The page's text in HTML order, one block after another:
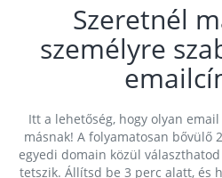
Szeretnél
személyre
Itt a lehetőség, hogy olyan
másnak! A folyamatosan bővülő
egyedi domain közül
tetszik. Állítsd be 3 perc alatt, és